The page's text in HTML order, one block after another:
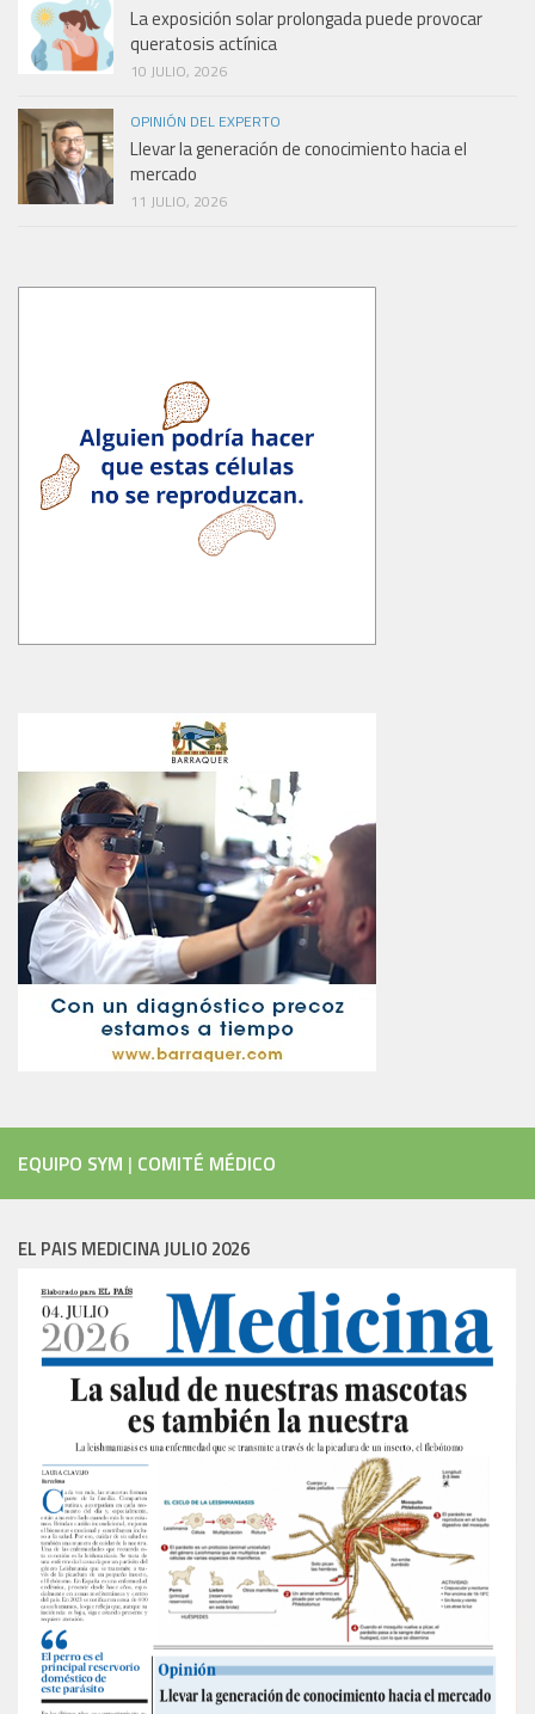
La exposición solar prolongada puede provocar
queratosis actínica
10 JULIO, 2026
OPINIÓN DEL EXPERTO
Llevar la generación de conocimiento hacia el
mercado
11 JULIO, 2026
EQUIPO SYM | COMITÉ MÉDICO
EL PAIS MEDICINA JULIO 2026